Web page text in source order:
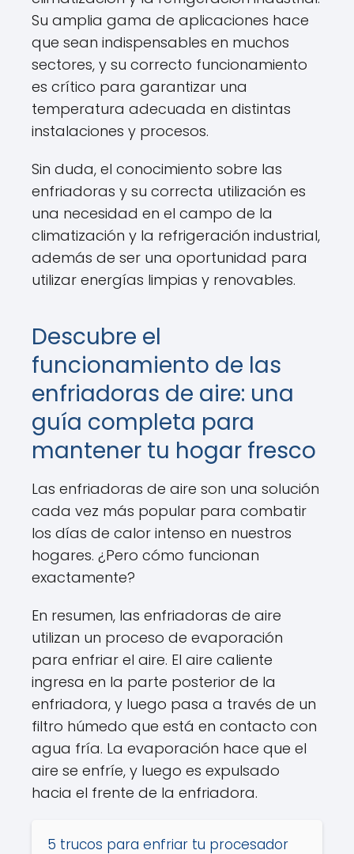
Su amplia gama de aplicaciones hace
que sean indispensables en muchos
sectores, y su correcto funcionamiento
es crítico para garantizar una
temperatura adecuada en distintas
instalaciones y procesos.
Sin duda, el conocimiento sobre las
enfriadoras y su correcta utilización es
una necesidad en el campo de la
climatización y la refrigeración industrial,
además de ser una oportunidad para
utilizar energías limpias y renovables.
Descubre el
funcionamiento de las
enfriadoras de aire: una
guía completa para
mantener tu hogar fresco
Las enfriadoras de aire son una solución
cada vez más popular para combatir
los días de calor intenso en nuestros
hogares. ¿Pero cómo funcionan
exactamente?
En resumen, las enfriadoras de aire
utilizan un proceso de evaporación
para enfriar el aire. El aire caliente
ingresa en la parte posterior de la
enfriadora, y luego pasa a través de un
filtro húmedo que está en contacto con
agua fría. La evaporación hace que el
aire se enfríe, y luego es expulsado
hacia el frente de la enfriadora.
5 trucos para enfriar tu procesador